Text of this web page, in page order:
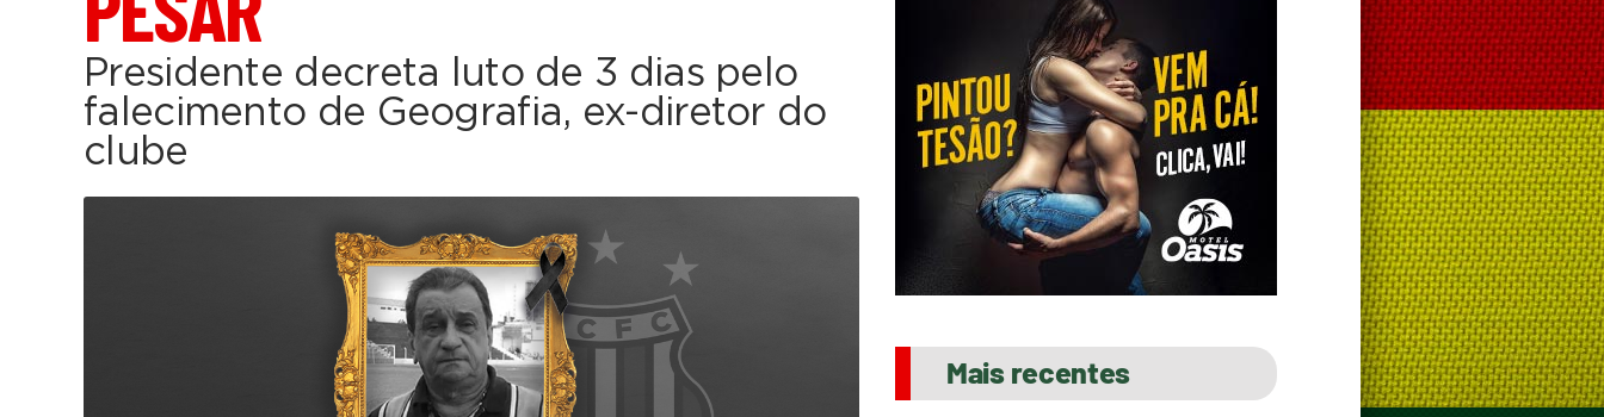
Presidente decreta luto de 3 dias pelo
falecimento de Geografia, ex-diretor do
clube
Mais recentes